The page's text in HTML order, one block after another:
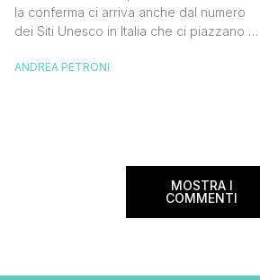
la conferma ci arriva anche dal numero
dei Siti Unesco in Italia che ci piazzano al
World Heritage List per le bellezze che il
ANDREA PETRONI
MOSTRA I
COMMENTI